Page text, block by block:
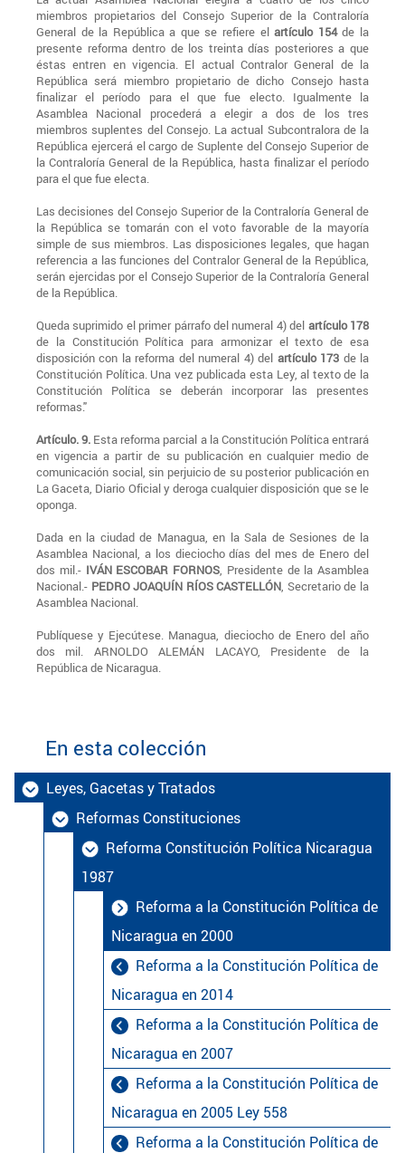
miembros propietarios del Consejo Superior de la Contraloría
General de la República a que se refiere elartículo 154de la
presente reforma dentro de los treinta días posteriores a que
éstas entren en vigencia. El actual Contralor General de la
República será miembro propietario de dicho Consejo hasta
finalizar el período para el que fue electo. Igualmente la
Asamblea Nacional procederá a elegir a dos de los tres
miembros suplentes del Consejo. La actual Subcontralora de la
República ejercerá el cargo de Suplente del Consejo Superior de
la Contraloría General de la República, hasta finalizar el período
para el que fue electa.
Las decisiones del Consejo Superior de la Contraloría General de
la República se tomarán con el voto favorable de la mayoría
simple de sus miembros. Las disposiciones legales, que hagan
referencia a las funciones del Contralor General de la República,
serán ejercidas por el Consejo Superior de la Contraloría General
de la República.
Queda suprimido el primer párrafo del numeral 4) del artículo 178
de la Constitución Política para armonizar el texto de esa
disposición con la reforma del numeral 4) del artículo 173 de la
Constitución Política. Una vez publicada esta Ley, al texto de la
Constitución Política se deberán incorporar las presentes
reformas."
Artículo. 9. Esta reforma parcial a la Constitución Política entrará
en vigencia a partir de su publicación en cualquier medio de
comunicación social, sin perjuicio de su posterior publicación en
La Gaceta, Diario Oficial y deroga cualquier disposición que se le
oponga.
Dada en la ciudad de Managua, en la Sala de Sesiones de la
Asamblea Nacional, a los dieciocho días del mes de Enero del
dos mil.- IVÁN ESCOBAR FORNOS, Presidente de la Asamblea
Nacional.- PEDRO JOAQUÍN RÍOS CASTELLÓN, Secretario de la
Asamblea Nacional.
Publíquese y Ejecútese. Managua, dieciocho de Enero del año
dos mil. ARNOLDO ALEMÁN LACAYO, Presidente de la
República de Nicaragua.
En esta colección
Leyes, Gacetas y Tratados
Reformas Constituciones
Reforma Constitución Política Nicaragua
1987
Reforma a la Constitución Política de
Nicaragua en 2014
Reforma a la Constitución Política de
Nicaragua en 2007
Reforma a la Constitución Política de
Nicaragua en 2005 Ley 558
Reforma a la Constitución Política de
Reforma a la Constitución Política de
Nicaragua en 2000